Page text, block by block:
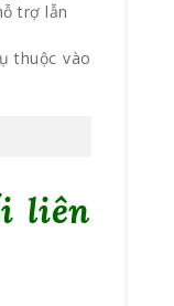
trợ lẫn
thuộc vào
liên